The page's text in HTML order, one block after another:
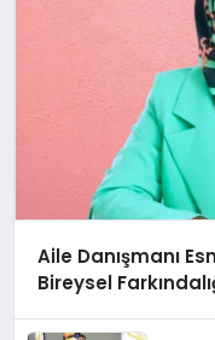
Aile Danışmanı
Bireysel